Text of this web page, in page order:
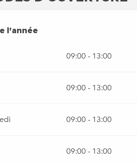
L'ANNÉE
l'année
09:00 - 13:00
09:00 - 13:00
09:00 - 13:00
09:00 - 13:00